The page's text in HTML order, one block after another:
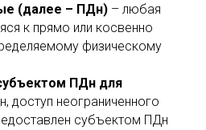
(далее – ПДн) – любая
к прямо или косвенно
физическому
ПДн для
доступ неограниченного
субъектом ПДн